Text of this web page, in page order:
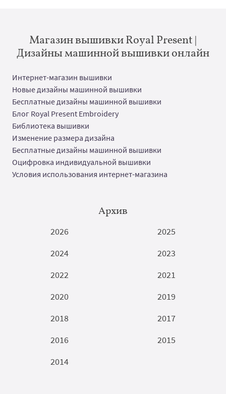
Магазин вышивки Royal Present |
Дизайны машинной вышивки онлайн
Интернет-магазин вышивки
Новые дизайны машинной вышивки
Бесплатные дизайны машинной вышивки
Блог Royal Present Embroidery
Библиотека вышивки
Изменение размера дизайна
Бесплатные дизайны машинной вышивки
Оцифровка индивидуальной вышивки
Условия использования интернет-магазина
Архив
2026
2025
2024
2023
2022
2021
2020
2019
2018
2017
2016
2015
2014